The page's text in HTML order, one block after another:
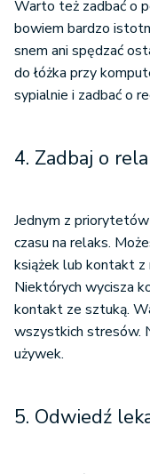
Warto też zadbać o
bowiem bardzo
snem ani spędzać
do łóżka przy
sypialnie i zadbać o
4. Zadbaj o
Jednym z
czasu na relaks.
książek lub kontakt z
Niektórych wycisza
kontakt ze sztuką.
wszystkich stresów.
używek.
5. Odwiedź